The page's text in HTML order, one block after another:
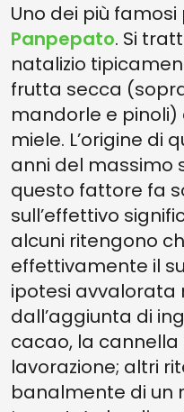
Uno dei più
Panpepato. Si
natalizio
frutta secca
mandorle e
miele. L’origine di
anni del massimo
questo fattore fa
sull’effettivo
alcuni ritengono
effettivamente il
ipotesi avvalorata
dall’aggiunta di
cacao, la
lavorazione; altri
banalmente di un